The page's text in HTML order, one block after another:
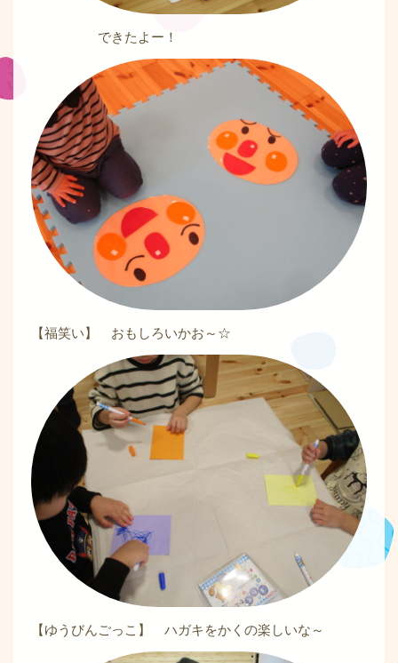
できたよー！
【福笑い】 おもしろいかお～☆
【ゆうびんごっこ】 ハガキをかくの楽しいな～